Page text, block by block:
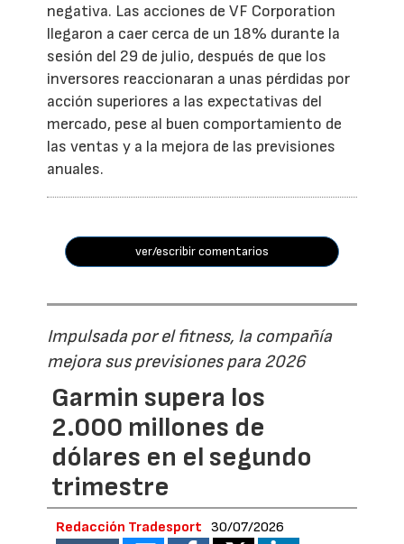
negativa. Las acciones de VF Corporation
llegaron a caer cerca de un 18% durante la
sesión del 29 de julio, después de que los
inversores reaccionaran a unas pérdidas por
acción superiores a las expectativas del
mercado, pese al buen comportamiento de
las ventas y a la mejora de las previsiones
anuales.
ver/escribir comentarios
Impulsada por el fitness, la compañía
mejora sus previsiones para 2026
Garmin supera los
2.000 millones de
dólares en el segundo
trimestre
Redacción Tradesport 30/07/2026